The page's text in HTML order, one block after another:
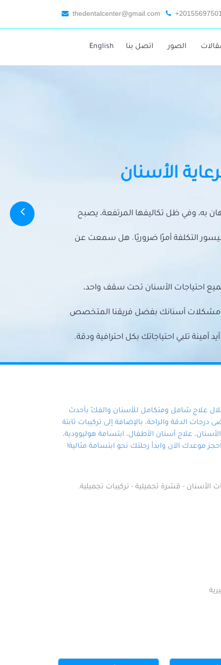
thedentalcenter@gmail.com
الصور اتصل بنا English
الأسنان
به، وفي ظل تكاليفها المرتفعة، يصبح
التكلفة أمرًا ضروريًا. هل سمعت عن
احتياجات الأسنان تحت سقف واحد،
مشكلات أسنانك بفضل فريقنا المتخصص
تلبي احتياجاتك بكل احترافية ودقة.
علاج شامل ومتكامل للأسنان والفكّ بأحدث
الدقة والراحة، بالإضافة إلى تركيبات ثابتة
علاج أسنان الأطفال، ابتسامة هوليوودية،
موعدك الآن وابدأ رحلتك نحو ابتسامة مثالية!
الأسنان - قشرة تجميلية - تركيبات تجميلية.